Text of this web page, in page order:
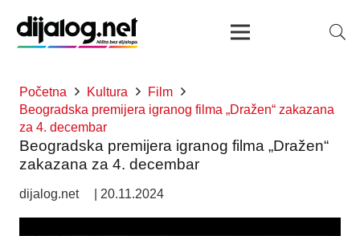
Početna Kultura
Film
Beogradska premijera igranog filma „Dražen“ zakazana
za 4. decembar
Beogradska premijera igranog filma „Dražen“
zakazana za 4. decembar
dijalog.net 20.11.2024